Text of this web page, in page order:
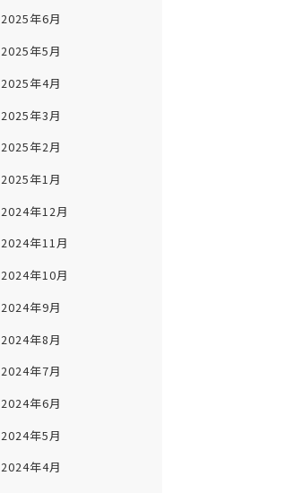
2025年6月
2025年5月
2025年4月
2025年3月
2025年2月
2025年1月
2024年12月
2024年11月
2024年10月
2024年9月
2024年8月
2024年7月
2024年6月
2024年5月
2024年4月